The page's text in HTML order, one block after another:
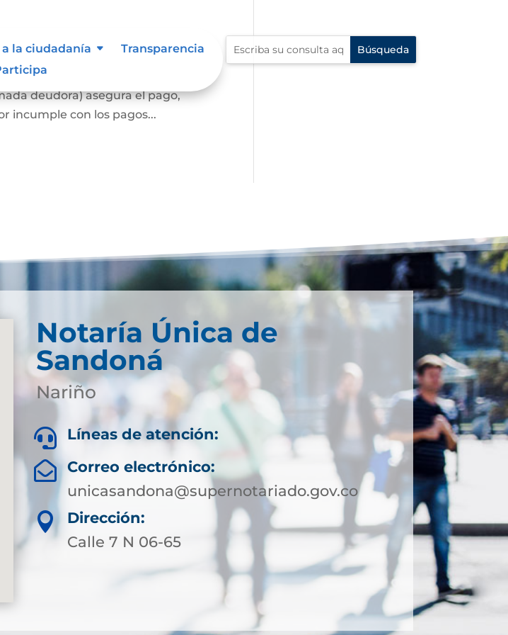
la ciudadanía
Transparencia
(llamada acreedora) le
deudora) asegura el pago,
incumple con los pagos...
Notaría Única de
Sandoná
Nariño
 Líneas de atención:

Correo electrónico:
unicasandona@supernotariado.gov.co

Dirección:
Calle 7 N 06-65